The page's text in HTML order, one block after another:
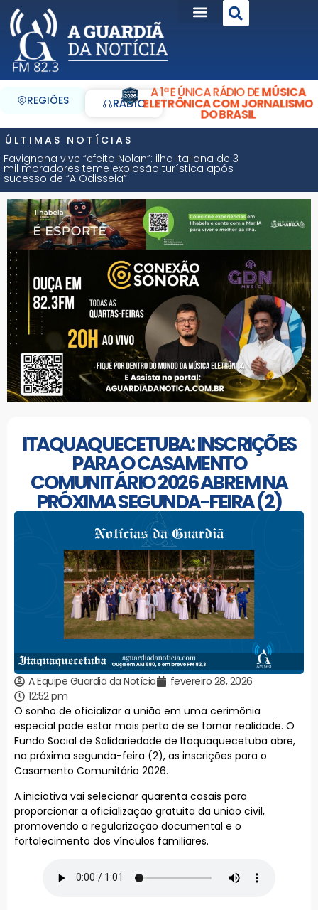
REGIÕES RÁDIO
A 1ª E ÚNICA RÁDIO DEMÚSICA
ELETRÔNICA COM JORNALISMO
DO BRASIL
ÚLTIMAS NOTÍCIAS
Favignana vive “efeito Nolan”: ilha italiana de 3
mil moradores teme explosão turística após
sucesso de “A Odisseia”
ITAQUAQUECETUBA: INSCRIÇÕES
PARA O CASAMENTO
COMUNITÁRIO 2026 ABREM NA
PRÓXIMA SEGUNDA-FEIRA (2)
A Equipe Guardiã da Notícia
fevereiro 28, 2026
12:52 pm
O sonho de oficializar a união em uma cerimônia
especial pode estar mais perto de se tornar realidade. O
Fundo Social de Solidariedade de Itaquaquecetuba abre,
na próxima segunda-feira (2), as inscrições para o
Casamento Comunitário 2026.
A iniciativa vai selecionar quarenta casais para
proporcionar a oficialização gratuita da união civil,
promovendo a regularização documental e o
fortalecimento dos vínculos familiares.